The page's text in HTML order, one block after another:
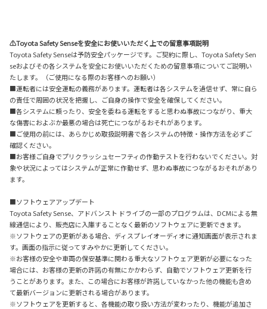
⚠Toyota Safety Senseを安全にお使いいただく上での留意事項説明
Toyota Safety Senseは予防安全パッケージです。ご契約に際し、Toyota Safety Sen
seおよびその各システムを安全にお使いいただくための留意事項についてご説明い
たします。（ご使用になる際のお客様へのお願い）
■運転者には安全運転の義務があります。運転者は各システムを過信せず、常に自ら
の責任で周囲の状況を把握し、ご自身の操作で安全を確保してください。
■各システムに頼ったり、安全を委ねる運転をすると思わぬ事故につながり、重大
な傷害におよぶか最悪の場合は死亡につながるおそれがあります。
■ご使用の前には、あらかじめ取扱説明書で各システムの特徴・操作方法を必ずご
確認ください。
■お客様ご自身でプリクラッシュセーフティの作動テストを行わないでください。対
象や状況によってはシステムが正常に作動せず、思わぬ事故につながるおそれがあり
ます。
■ソフトウェアアップデート
Toyota Safety Sense、アドバンスト ドライブの一部のプログラムは、DCMによる無
線通信により、販売店に入庫することなく最新のソフトウェアに更新できます。
※ソフトウェアの更新がある場合、ディスプレイオーディオに通知画面が表示されま
す。画面の指示に従ってすみやかに更新してください。
※お客様の安全や車両の保安基準に関わる重大なソフトウェア更新が必要になった
場合には、お客様の更新の許諾の有無にかかわらず、自動でソフトウェア更新を行
うことがあります。また、この場合にお客様が許諾していなかった他の機能も含め
て最新バージョンに更新される場合があります。
※ソフトウェアを更新すると、各機能の取り扱い方法が変わったり、機能が追加さ